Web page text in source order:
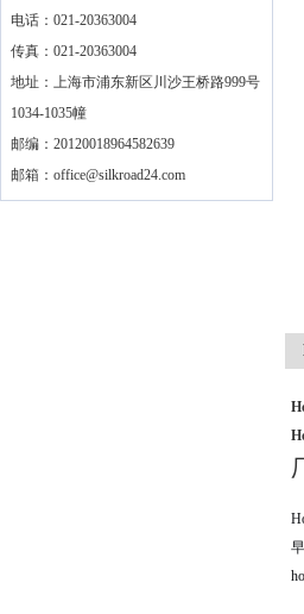
电话：021-20363004
传真：021-20363004
地址：上海市浦东新区川沙王桥路999号
1034-1035幢
邮编：20120018964582639
邮箱： office@silkroad24.com